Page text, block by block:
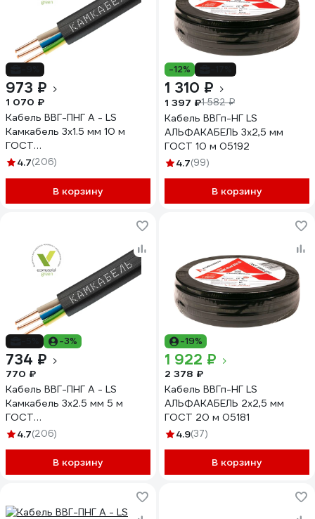
973 ₽
1 070 ₽
Кабель ВВГ-ПНГ А - LS
Камкабель 3x1.5 мм 10 м
ГОСТ
1157К30FG00070А0010М
4.7(206)
В корзину
-12%
1 310 ₽
1 397 ₽1 582 ₽
Кабель ВВГп-НГ LS
АЛЬФАКАБЕЛЬ 3х2,5 мм
ГОСТ 10 м 05192
4.7(99)
В корзину
-3%
734 ₽
770 ₽
Кабель ВВГ-ПНГ А - LS
Камкабель 3x2.5 мм 5 м
ГОСТ
1157К30HG00070А0005М
4.7(206)
В корзину
-19%
1 922 ₽
2 378 ₽
Кабель ВВГп-НГ LS
АЛЬФАКАБЕЛЬ 2х2,5 мм
ГОСТ 20 м 05181
4.9(37)
В корзину